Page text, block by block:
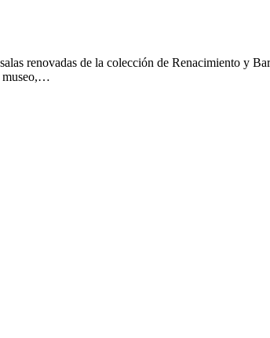
renovadas de la colección de Renacimiento y
museo,…